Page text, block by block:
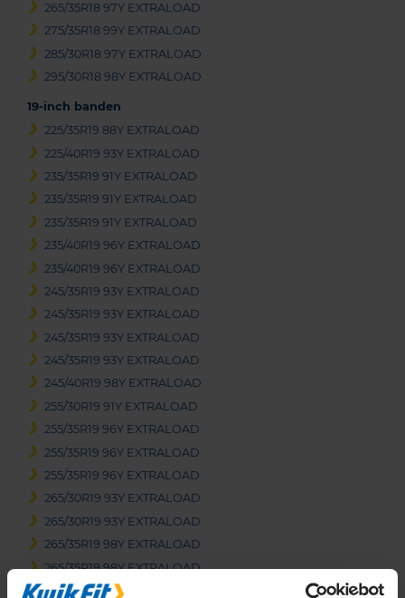
265/35R18 97Y EXTRALOAD
275/35R18 99Y EXTRALOAD
285/30R18 97Y EXTRALOAD
295/30R18 98Y EXTRALOAD
19-inch banden
225/35R19 88Y EXTRALOAD
225/40R19 93Y EXTRALOAD
235/35R19 91Y EXTRALOAD
235/35R19 91Y EXTRALOAD
235/35R19 91Y EXTRALOAD
235/40R19 96Y EXTRALOAD
235/40R19 96Y EXTRALOAD
245/35R19 93Y EXTRALOAD
245/35R19 93Y EXTRALOAD
245/35R19 93Y EXTRALOAD
245/35R19 93Y EXTRALOAD
245/40R19 98Y EXTRALOAD
255/30R19 91Y EXTRALOAD
255/35R19 96Y EXTRALOAD
255/35R19 96Y EXTRALOAD
255/35R19 96Y EXTRALOAD
265/30R19 93Y EXTRALOAD
265/30R19 93Y EXTRALOAD
265/35R19 98Y EXTRALOAD
265/35R19 98Y EXTRALOAD
265/35R19 98Y EXTRALOAD